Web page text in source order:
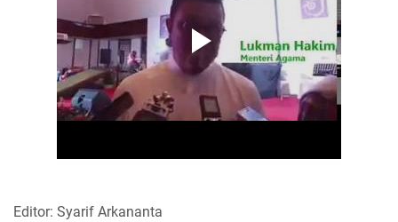
Editor: Syarif Arkananta